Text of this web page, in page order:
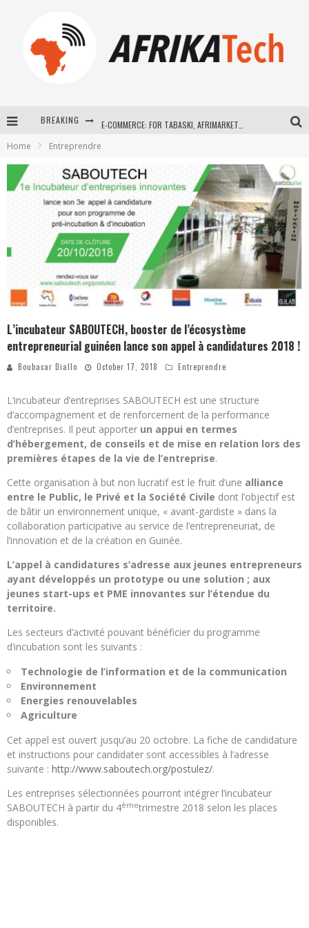
BREAKING
New to online sports betting? Consider These Tips to Play Your First Online Sports Betting Successfully
How Technology Has Changed Sports
Home Entreprendre
L’incubateur SABOUTECH, booster de l’écosystème
entrepreneurial guinéen lance son appel à candidatures 2018 !
Boubacar Diallo October 17, 2018 Entreprendre
L’incubateur d’entreprises SABOUTECH est une structure
d’accompagnement et de renforcement de la performance
d’entreprises. Il peut apporter un appui en termes
d’hébergement, de conseils et de mise en relation lors des
premières étapes de la vie de l’entreprise.
Cette organisation à but non lucratif est le fruit d’une alliance
entre le Public, le Privé et la Société Civile dont l’objectif est
de bâtir un environnement unique, « avant-gardiste » dans la
collaboration participative au service de l’entrepreneuriat, de
l’innovation et de la création en Guinée.
L’appel à candidatures s’adresse aux jeunes entrepreneurs
ayant développés un prototype ou une solution ; aux
jeunes start-ups et PME innovantes sur l’étendue du
territoire.
Les secteurs d’activité pouvant bénéficier du programme
d’incubation sont les suivants :
Technologie de l’information et de la communication
Environnement
Energies renouvelables
Agriculture
Cet appel est ouvert jusqu’au 20 octobre. La fiche de candidature
et instructions pour candidater sont accessibles à l’adresse
suivante : http://www.saboutech.org/postulez/.
Les entreprises sélectionnées pourront intégrer l’incubateur
SABOUTECH à partir du 4èmetrimestre 2018 selon les places
disponibles.